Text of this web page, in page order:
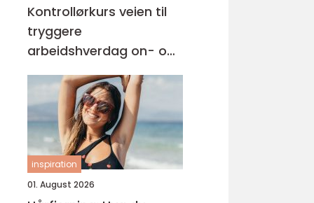
Kontrollørkurs veien til
tryggere
arbeidshverdag on- og
offshore
inspiration
01. August 2026